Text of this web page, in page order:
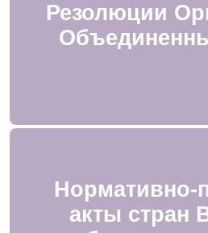
Резолюции
Нормативно-
акты стран